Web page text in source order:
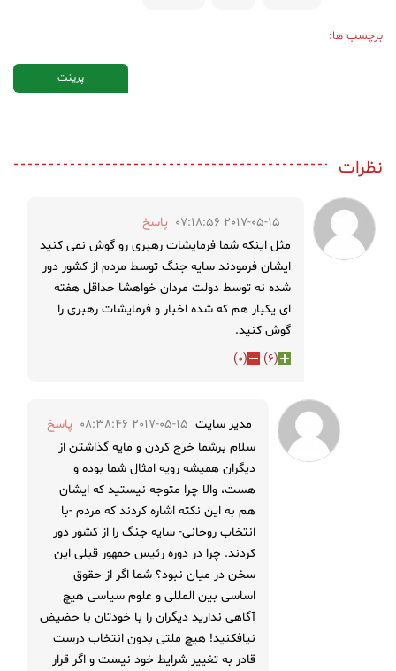
برچسب ها:
پرینت
نظرات
2017-05-15 07:18:56
پاسخ
مثل اینکه شما فرمایشات رهبری رو گوش نمی کنید
ایشان فرمودند سایه جنگ توسط مردم از کشور دور
شده نه توسط دولت مردان خواهشا حداقل هفته
ای یکبار هم که شده اخبار و فرمایشات رهبری را
گوش کنید.
(
6
)
(
0
)
مدیر سایت 2017-05-15 08:38:46
پاسخ
سلام برشما خرج کردن و مایه گذاشتن از
دیگران همیشه رویه امثال شما بوده و
هست، والا چرا متوجه نیستید که ایشان
هم به این نکته اشاره کردند که مردم -با
انتخاب روحانی- سایه جنگ را از کشور دور
کردند. چرا در دوره رئیس جمهور قبلی این
سخن در میان نبود؟ شما اگر از حقوق
اساسی بین المللی و علوم سیاسی هیچ
آگاهی ندارید دیگران را با خودتان با حضیض
نیافکنید! هیچ ملتی بدون انتخاب درست
قادر به تغییر شرایط خود نیست و اگر قرار